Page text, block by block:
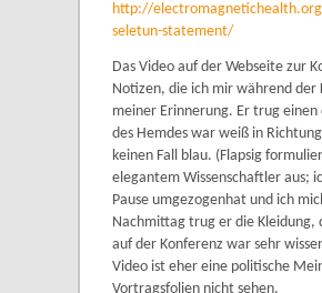
http://
seletun-statement/
Das Video auf der Webseite zur
Notizen, die ich mir während
meiner Erinnerung. Er trug einen
des Hemdes war weiß in
keinen Fall blau. (Flapsig
elegantem Wissenschaftler aus;
Pause umgezogenhat und ich
Nachmittag trug er die Kleidung,
auf der Konferenz war sehr
Video ist eher eine politische
Vortragsfolien nicht sehen.